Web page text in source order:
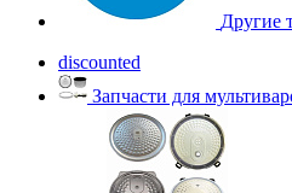
Другие
discounted
Запчасти для